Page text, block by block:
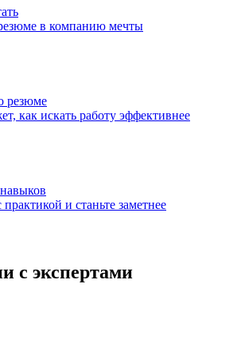
в компанию мечты
резюме
как искать работу эффективнее
и станьте заметнее
с экспертами